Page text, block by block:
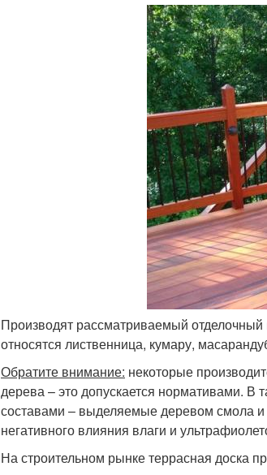
Производят рассматриваемый
относятся лиственница, кумару,
Обратите внимание: некоторые
дерева – это допускается нормативами. В
составами – выделяемые деревом смола
негативного влияния влаги и
На строительном рынке террасная доска